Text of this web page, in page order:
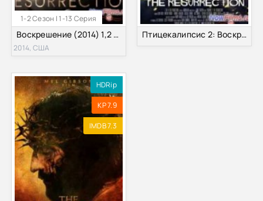
1-2 Сезон | 1-13 Серия
Воскрешение (2014) 1,2 Сезон
2014, США
Птицекалипсис 2: Воскрешение (2013)
HDRip
KP 7.9
IMDB 7.3